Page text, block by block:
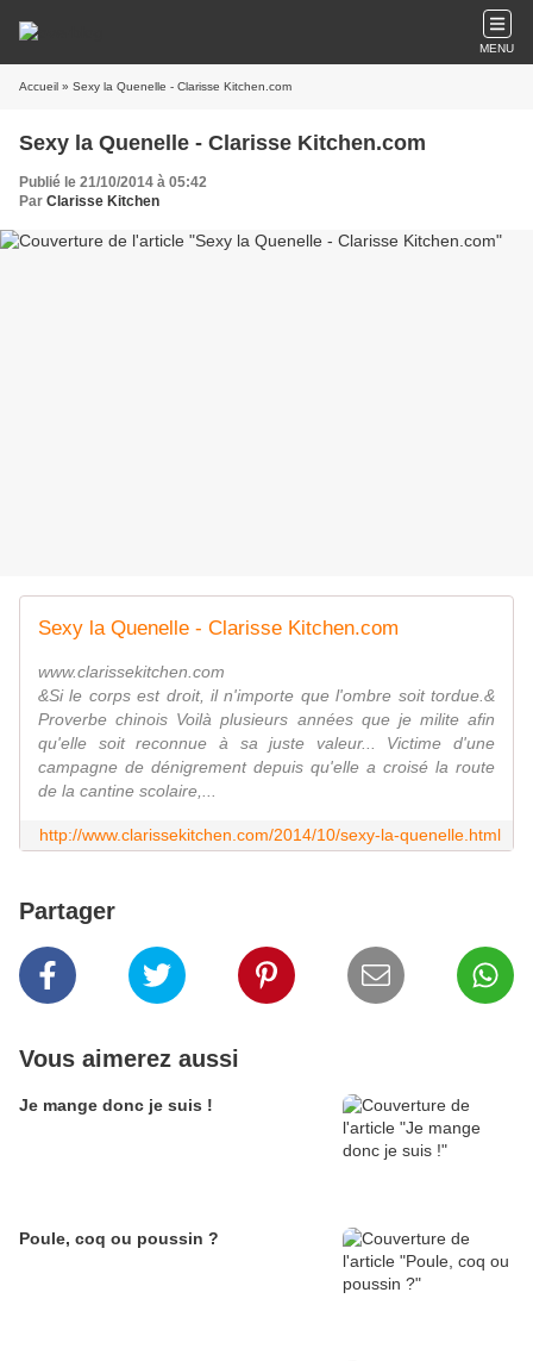
MENU
Accueil » Sexy la Quenelle - Clarisse Kitchen.com
Sexy la Quenelle - Clarisse Kitchen.com
Publié le 21/10/2014 à 05:42
Par Clarisse Kitchen
Sexy la Quenelle - Clarisse Kitchen.com
www.clarissekitchen.com
&Si le corps est droit, il n'importe que l'ombre soit tordue.&
Proverbe chinois Voilà plusieurs années que je milite afin
qu'elle soit reconnue à sa juste valeur... Victime d'une
campagne de dénigrement depuis qu'elle a croisé la route
de la cantine scolaire,...
http://www.clarissekitchen.com/2014/10/sexy-la-quenelle.html
Partager
Vous aimerez aussi
Je mange donc je suis !
Poule, coq ou poussin ?